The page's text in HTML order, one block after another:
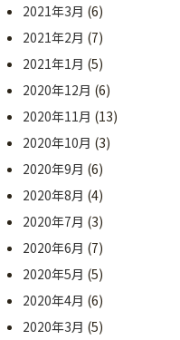
2021年3月 (6)
2021年2月 (7)
2021年1月 (5)
2020年12月 (6)
2020年11月 (13)
2020年10月 (3)
2020年9月 (6)
2020年8月 (4)
2020年7月 (3)
2020年6月 (7)
2020年5月 (5)
2020年4月 (6)
2020年3月 (5)